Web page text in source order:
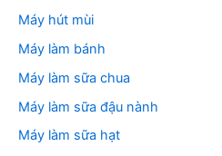
Máy hút mùi
Máy làm bánh
Máy làm sữa chua
Máy làm sữa đậu nành
Máy làm sữa hạt